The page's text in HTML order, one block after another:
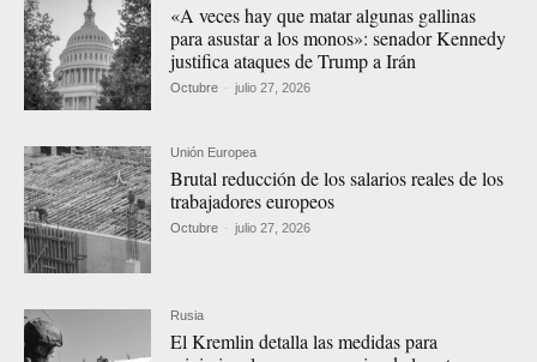
«A veces hay que matar algunas gallinas
para asustar a los monos»: senador Kennedy
justifica ataques de Trump a Irán
Octubre - julio 27, 2026
Unión Europea
Brutal reducción de los salarios reales de los
trabajadores europeos
Octubre - julio 27, 2026
Rusia
El Kremlin detalla las medidas para